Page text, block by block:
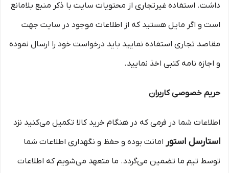
داشت. استفاده غیرتجاری از محتویات سایت با ذکر منبع بلامانع
است و اگر مایل هستید که از اطلاعات موجود در سایت جهت
مقاصد تجاری استفاده نمایید باید درخواست خود را ارسال نموده
و اجازه نامه کتبی اخذ نمایید.
حریم خصوصی کاربران
اطلاعات شما در فرمی که در هنگام خرید کالا تکمیل می‌کنید نزد
استارسل استور امانت بوده و حفظ و نگهداری اطلاعات شما
توسط تیم ما تضمین می‌گردد. ما متعهد می‌شویم که اطلاعات